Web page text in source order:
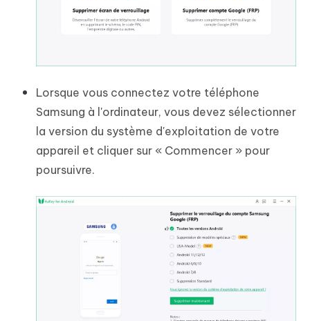
Lorsque vous connectez votre téléphone
Samsung à l'ordinateur, vous devez sélectionner
la version du système d'exploitation de votre
appareil et cliquer sur « Commencer » pour
poursuivre.